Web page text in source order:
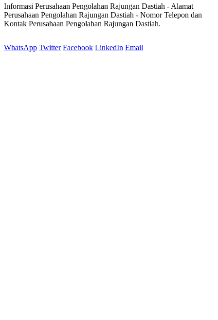
Informasi Perusahaan Pengolahan Rajungan Dastiah - Alamat
Perusahaan Pengolahan Rajungan Dastiah - Nomor Telepon dan
Kontak Perusahaan Pengolahan Rajungan Dastiah.
WhatsApp Twitter Facebook LinkedIn Email